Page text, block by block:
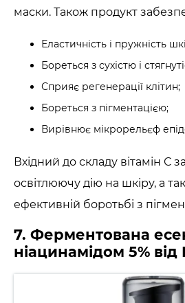
маски. Також продукт
Еластичність і пружність
Бореться з сухістю і
Сприяє регенерації клітин;
Бореться з пігментацією;
Вирівнює мікрорельєф
Вхідний до складу вітамін С
освітлюючу дію на шкіру, а
ефективній боротьбі з
7. Ферментована
ніацинамідом 5% від